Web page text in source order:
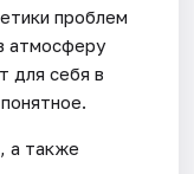
проблем
атмосферу
для себя в
а также